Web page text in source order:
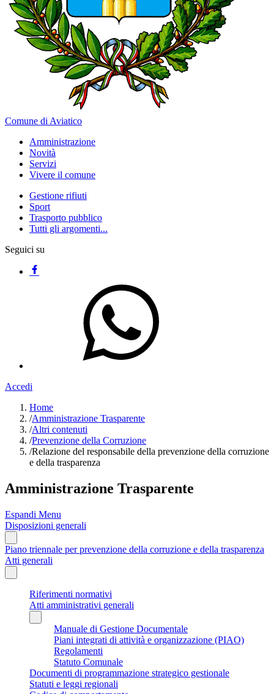
Comune di Aviatico
Amministrazione
Novità
Servizi
Vivere il comune
Gestione rifiuti
Sport
Trasporto pubblico
Tutti gli argomenti...
Seguici su
Accedi
Home
/Amministrazione Trasparente
/Altri contenuti
/Prevenzione della Corruzione
/Relazione del responsabile della prevenzione della corruzione
e della trasparenza
Amministrazione Trasparente
Espandi Menu
Disposizioni generali
Piano triennale per prevenzione della corruzione e della trasparenza
Atti generali
Riferimenti normativi
Atti amministrativi generali
Manuale di Gestione Documentale
Piani integrati di attività e organizzazione (PIAO)
Regolamenti
Statuto Comunale
Documenti di programmazione strategico gestionale
Statuti e leggi regionali